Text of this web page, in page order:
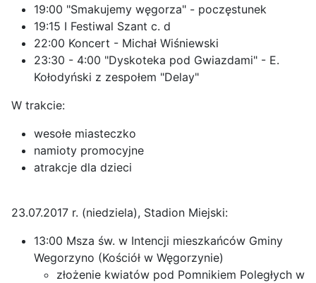
19:00 "Smakujemy węgorza" - poczęstunek
19:15 I Festiwal Szant c. d
22:00 Koncert - Michał Wiśniewski
23:30 - 4:00 "Dyskoteka pod Gwiazdami" - E.
Kołodyński z zespołem "Delay"
W trakcie:
wesołe miasteczko
namioty promocyjne
atrakcje dla dzieci
23.07.2017 r. (niedziela), Stadion Miejski:
13:00 Msza św. w Intencji mieszkańców Gminy
Wegorzyno (Kościół w Węgorzynie)
złożenie kwiatów pod Pomnikiem Poległych w